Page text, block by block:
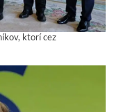
ktorí cez